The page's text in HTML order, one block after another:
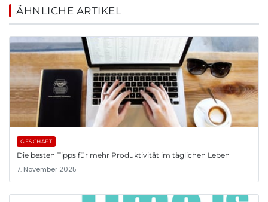
ÄHNLICHE ARTIKEL
GESCHÄFT
Die besten Tipps für mehr Produktivität im täglichen Leben
7. November 2025